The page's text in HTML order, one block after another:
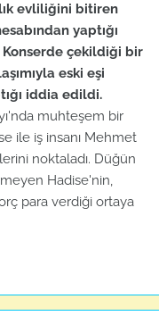
evliliğini bitiren
yaptığı
çekildiği bir
eski eşi
iddia edildi.
muhteşem bir
ile iş insanı Mehmet
noktaladı. Düğün
Hadise'nin,
para verdiği ortaya